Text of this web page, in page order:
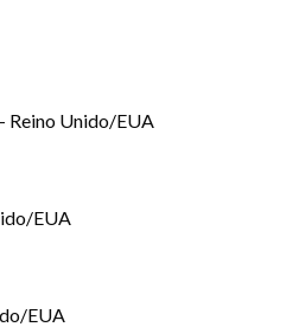
Reino Unido/EUA
EUA
EUA